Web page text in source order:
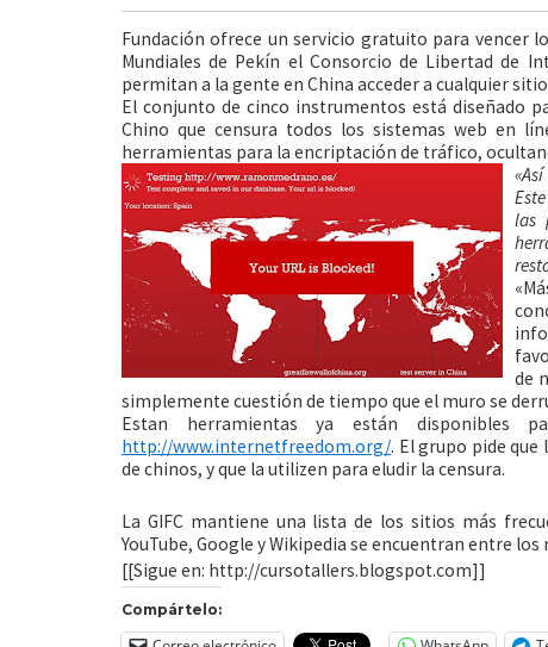
Fundación ofrece un servicio gratuito para vencer
Mundiales de Pekín el Consorcio de Libertad de
permitan a la gente en China acceder a cualquier
El conjunto de cinco instrumentos está diseñado
Chino que censura todos los sistemas web en
herramientas para la encriptación de tráfico,
las
de
simplemente cuestión de tiempo que el muro se
Estan herramientas ya están disponibles
http://www.internetfreedom.org/. El grupo pide
de chinos, yque la utilizen para eludir la censura.
La GIFC mantiene una lista de los sitios más
YouTube, Google y Wikipedia se encuentran entre los
[[Sigue en: http://cursotallers.blogspot.com]]
Compártelo: